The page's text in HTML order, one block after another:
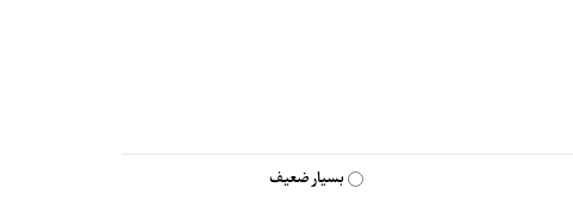
بسیار ضعیف